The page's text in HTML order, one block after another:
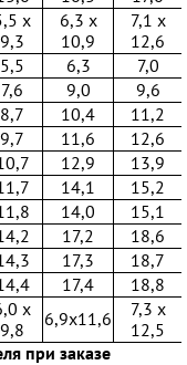
х
9,3
6,3 х
10,9
7,1 х
12,6
5,5 6,3
7,0
7,6 9,0
9,6
8,7 10,4
11,2
9,7 11,6
12,6
12,9
13,9
14,1
15,2
14,0
15,1
17,2
18,6
17,3
18,7
17,4
18,8
х
9,8
6,9x11,6
7,3 х
12,5
при заказе